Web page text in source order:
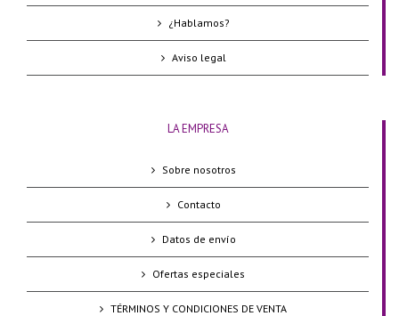
¿Hablamos?
Aviso legal
LA EMPRESA
Sobre nosotros
Contacto
Datos de envío
Ofertas especiales
TÉRMINOS Y CONDICIONES DE VENTA